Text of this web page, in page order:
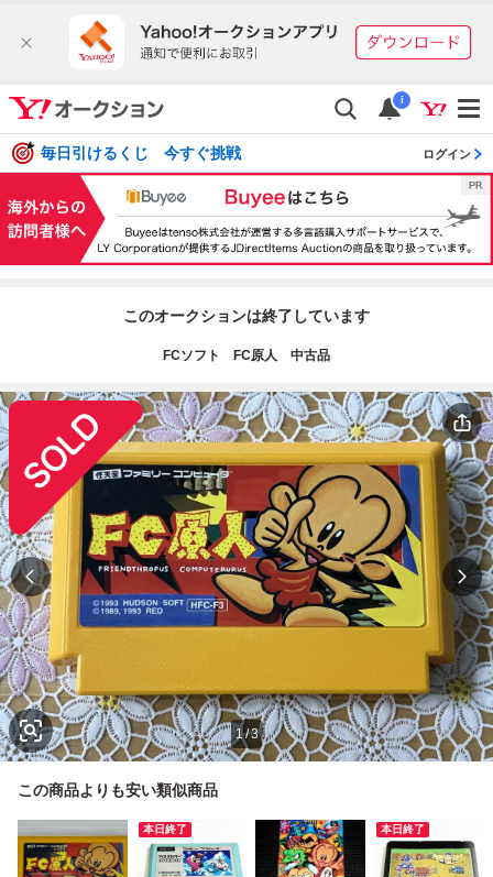
i
毎日引けるくじ 今すぐ挑戦 ログイン
このオークションは終了しています
FCソフト FC原人 中古品
1/3
この商品よりも安い類似商品
本日終了 本日終了